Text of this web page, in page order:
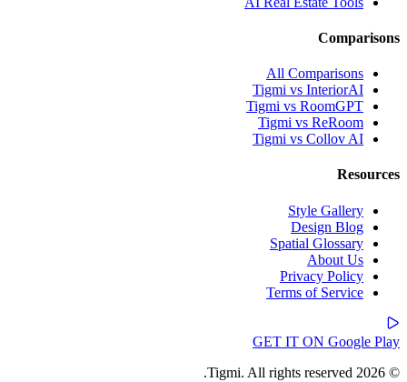
Comparisons
All Comparisons
Tigmi vs InteriorAI
Tigmi vs RoomGPT
Tigmi vs ReRoom
Tigmi vs Collov AI
Resources
Style Gallery
Design Blog
Spatial Glossary
About Us
Privacy Policy
Terms of Service
GET IT ON Google Play
© 2026 Tigmi. All rights reserved.